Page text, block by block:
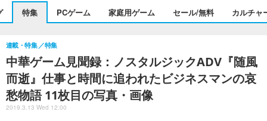
特集 PCゲーム 家庭用ゲーム セール/無料 カルチャ
中華ゲーム見聞録：ノスタルジックADV『随風
而逝』仕事と時間に追われたビジネスマンの哀
愁物語 11枚目の写真・画像
連載・特集 特集
2019.3.13 Wed 12:00